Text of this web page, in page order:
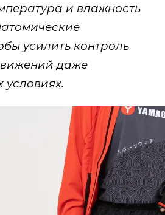
и влажность
усилить контроль
даже
условиях.